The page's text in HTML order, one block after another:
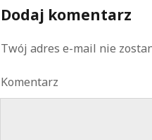
Dodaj komentarz
Twój adres e-mail nie
Komentarz